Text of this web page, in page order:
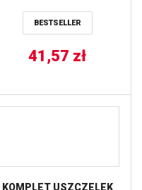
(10 SZT.) HONDA GL 1200,
ST 1100, TRX 400/450, VT
(OEM:80105-MG9-000)
TOURMAX
BESTSELLER
41,57 zł
KOMPLET USZCZELEK